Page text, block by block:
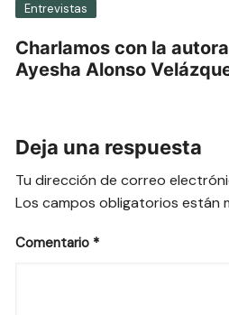
Entrevistas
Charlamos con la
Ayesha Alonso
Deja una respuesta
Tu dirección de correo
Los campos obligatorios están
Comentario *